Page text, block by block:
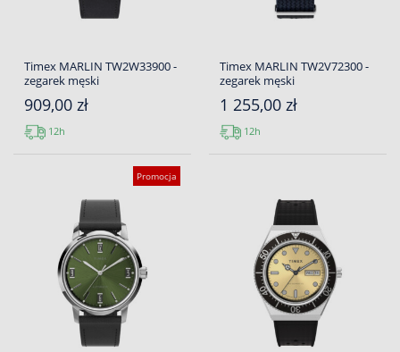
Timex MARLIN TW2W33900 -
zegarek męski
909,00 zł
12h
Timex MARLIN TW2V72300 -
zegarek męski
1 255,00 zł
12h
Promocja